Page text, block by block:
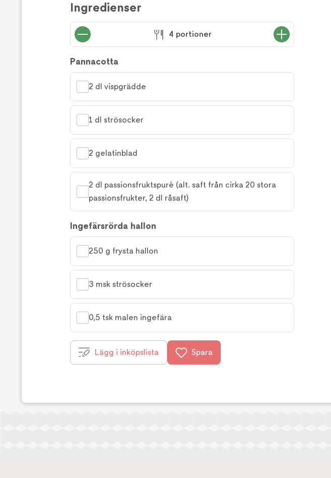
Ingredienser
4 portioner
Pannacotta
2 dl vispgrädde
1 dl strösocker
2 gelatinblad
2 dl passionsfruktspuré (alt. saft från cirka 20 stora
passionsfrukter, 2 dl råsaft)
Ingefärsrörda hallon
250 g frysta hallon
3 msk strösocker
0,5 tsk malen ingefära
Lägg i inköpslista Spara